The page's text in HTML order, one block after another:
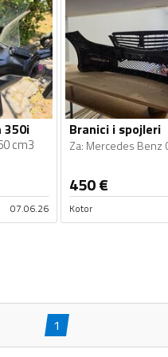
350i
cm3
07.06.26
Branici i spojleri
Za: Mercedes Benz
450€
Kotor
1